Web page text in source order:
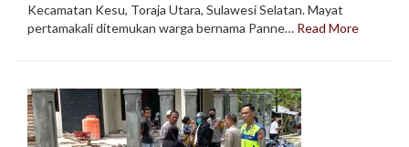
Kecamatan Kesu, Toraja Utara, Sulawesi Selatan. Mayat
pertamakali ditemukan warga bernama Panne… Read More